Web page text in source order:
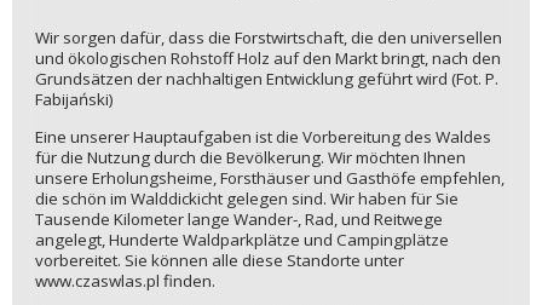
Wir sorgen dafür, dass die Forstwirtschaft, die den universellen
und ökologischen Rohstoff Holz auf den Markt bringt, nach den
Grundsätzen der nachhaltigen Entwicklung geführt wird (Fot. P.
Fabijański)
Eine unserer Hauptaufgaben ist die Vorbereitung des Waldes
für die Nutzung durch die Bevölkerung. Wir möchten Ihnen
unsere Erholungsheime, Forsthäuser und Gasthöfe empfehlen,
die schön im Walddickicht gelegen sind. Wir haben für Sie
Tausende Kilometer lange Wander-, Rad, und Reitwege
angelegt, Hunderte Waldparkplätze und Campingplätze
vorbereitet. Sie können alle diese Standorte unter
www.czaswlas.pl finden.